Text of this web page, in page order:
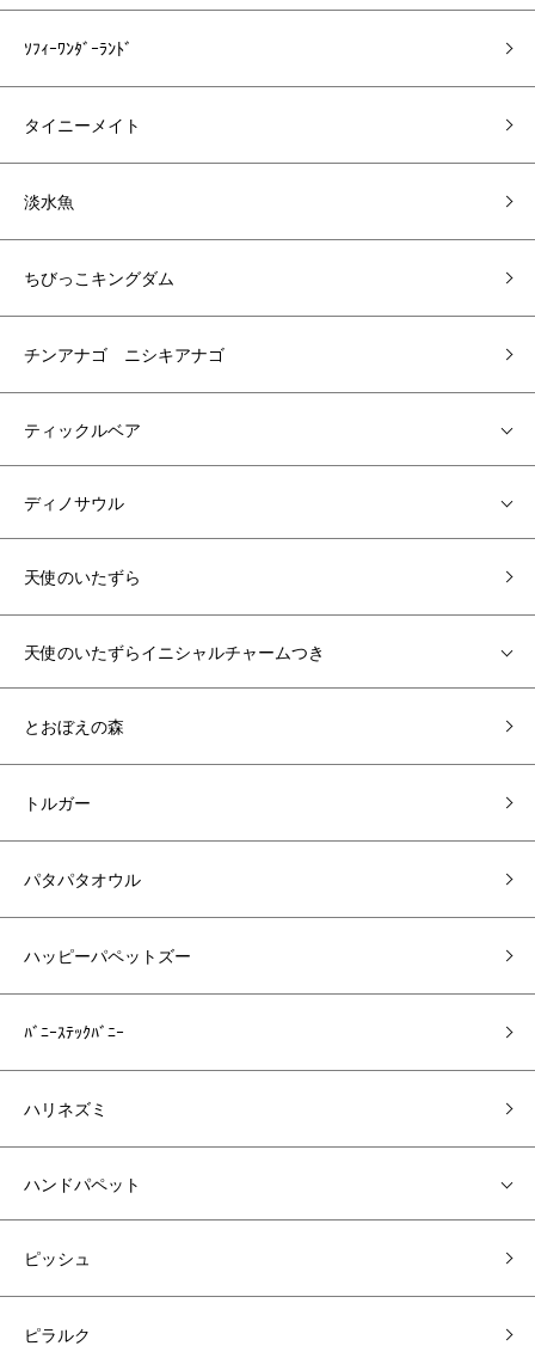
ｿﾌｨｰﾜﾝﾀﾞｰﾗﾝﾄﾞ
タイニーメイト
淡水魚
ちびっこキングダム
チンアナゴ ニシキアナゴ
ティックルベア
ディノサウル
天使のいたずら
天使のいたずらイニシャルチャームつき
とおぼえの森
トルガー
パタパタオウル
ハッピーパペットズー
ﾊﾞﾆｰｽﾃｯｸﾊﾞﾆｰ
ハリネズミ
ハンドパペット
ピッシュ
ピラルク